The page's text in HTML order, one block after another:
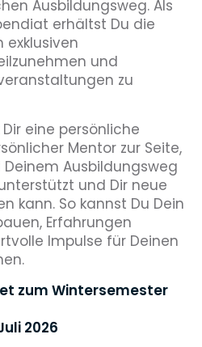
Ausbildungsweg. Als
erhältst Du die
exklusiven
und
zu
eine persönliche
Mentor zur Seite,
Ausbildungsweg
und Dir neue
kann. So kannst Du Dein
Erfahrungen
Impulse für Deinen
zum Wintersemester
2026